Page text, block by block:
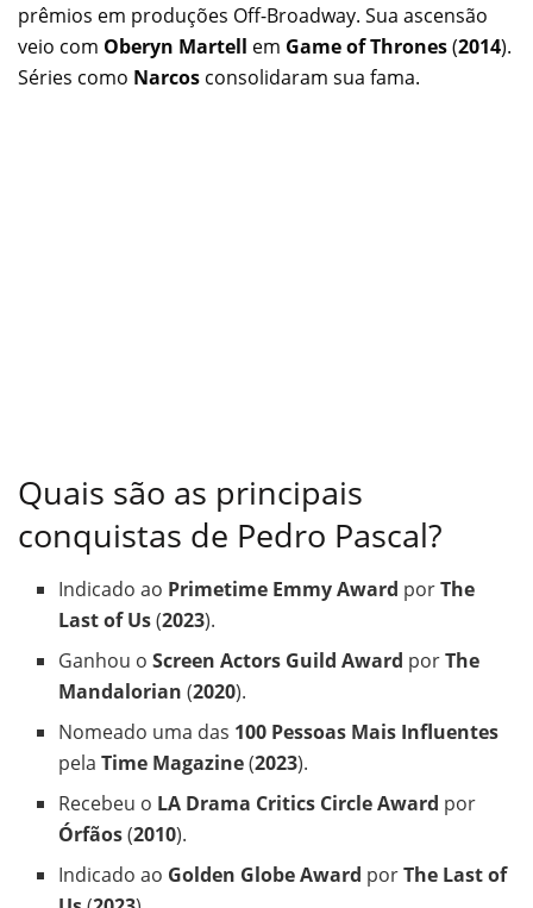
prêmios em produções Off-Broadway. Sua ascensão
veio com Oberyn Martell em Game of Thrones(2014).
Séries como Narcos consolidaram sua fama.
Quais são as principais
conquistas de Pedro Pascal?
Indicado ao Primetime Emmy Award porThe
Last of Us(2023).
Ganhou oScreen Actors Guild Award porThe
Mandalorian (2020).
Nomeado uma das 100 Pessoas Mais Influentes
pelaTime Magazine(2023).
Recebeu o LA Drama Critics Circle Award por
Órfãos(2010).
Indicado ao Golden Globe Award porThe Last of